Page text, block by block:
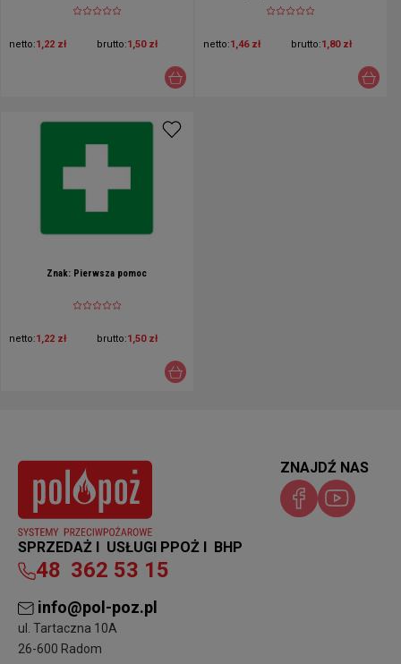
netto:1,22 zł brutto:1,50 zł netto:1,46 zł brutto:1,80 zł
Znak: Pierwsza pomoc
netto:1,22 zł brutto:1,50 zł
SPRZEDAŻ I USŁUGI PPOŻ I BHP
48 362 53 15
info@pol-poz.pl
ul. Tartaczna 10A
26-600 Radom
ZNAJDŹ NAS